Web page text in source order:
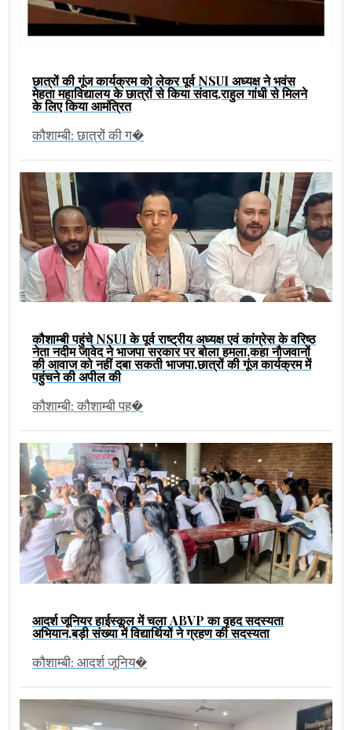
छात्रों की गूंज कार्यक्रम को लेकर पूर्व NSUI अध्यक्ष ने भवंस
मेहता महाविद्यालय के छात्रों से किया संवाद,राहुल गांधी से मिलने
के लिए किया आमंत्रित
कौशाम्बी: छात्रों की ग�
कौशाम्बी पहुंचे NSUI के पूर्व राष्ट्रीय अध्यक्ष एवं कांग्रेस के वरिष्ठ
नेता नदीम जावेद ने भाजपा सरकार पर बोला हमला,कहा नौजवानों
की आवाज को नहीं दबा सकती भाजपा,छात्रों की गूंज कार्यक्रम में
पहुंचने की अपील की
कौशाम्बी: कौशाम्बी पह�
आदर्श जूनियर हाईस्कूल में चला ABVP का वृहद सदस्यता
अभियान,बड़ी संख्या में विद्यार्थियों ने ग्रहण की सदस्यता
कौशाम्बी: आदर्श जूनिय�